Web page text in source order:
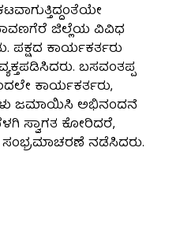
ಜಿಲ್ಲೆಯ ವಿವಿಧ
ಪಕ್ಷದ ಕಾರ್ಯಕರ್ತರು
ಬಸವಂತಪ್ಪ
ಕಾರ್ಯಕರ್ತರು,
ಜಮಾಯಿಸಿ ಅಭಿನಂದನೆ
ಸ್ವಾಗತ ಕೋರಿದರೆ,
ನಡೆಸಿದರು.